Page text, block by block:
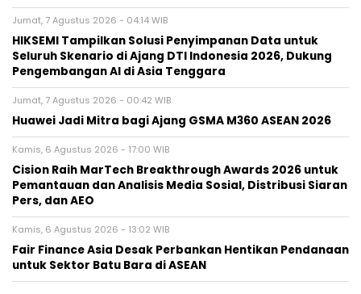
Jumat, 7 Agustus 2026 - 04:14 WIB
HIKSEMI Tampilkan Solusi Penyimpanan Data untuk
Seluruh Skenario di Ajang DTI Indonesia 2026, Dukung
Pengembangan AI di Asia Tenggara
Jumat, 7 Agustus 2026 - 00:42 WIB
Huawei Jadi Mitra bagi Ajang GSMA M360 ASEAN 2026
Kamis, 6 Agustus 2026 - 17:00 WIB
Cision Raih MarTech Breakthrough Awards 2026 untuk
Pemantauan dan Analisis Media Sosial, Distribusi Siaran
Pers, dan AEO
Kamis, 6 Agustus 2026 - 13:02 WIB
Fair Finance Asia Desak Perbankan Hentikan Pendanaan
untuk Sektor Batu Bara di ASEAN